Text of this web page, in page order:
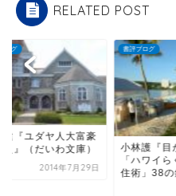
RELATED POST
ログ
護『目からウロコの
」38の鉄則』（元...
書評ブログ
ｴﾘｺ・ﾛｳ『
ﾝの書物よ
葉』（扶桑